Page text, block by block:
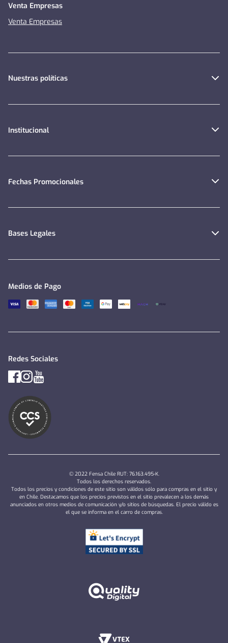
Venta Empresas
Venta Empresas
Nuestras políticas
Institucional
Fechas Promocionales
Bases Legales
Medios de Pago
Redes Sociales
© 2022 Fensa Chile RUT: 76.163.495-K.
Todos los derechos reservados.
Todos los precios y condiciones de este sitio son válidos sólo para compras en el sitio y
en Chile. Destacamos que los precios previstos en el sitio prevalecen a los demás
anunciados en otros medios de comunicación y/o sitios de búsquedas. El precio válido es
el que se informa en el carro de compras.